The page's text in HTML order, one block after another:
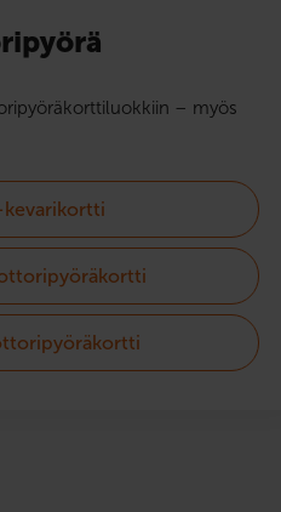
– myös
kevarikortti